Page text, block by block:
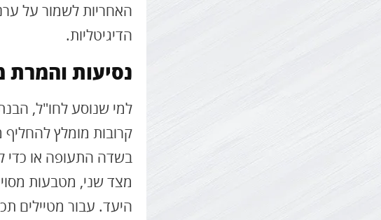
האחריות לשמור על
הדיגיטליות.
נסיעות
למי שנוסע לחו"ל,
קרובות מומלץ
בשדה התעופה או
מצד שני, מטבעות
היעד. עבור מטיילים